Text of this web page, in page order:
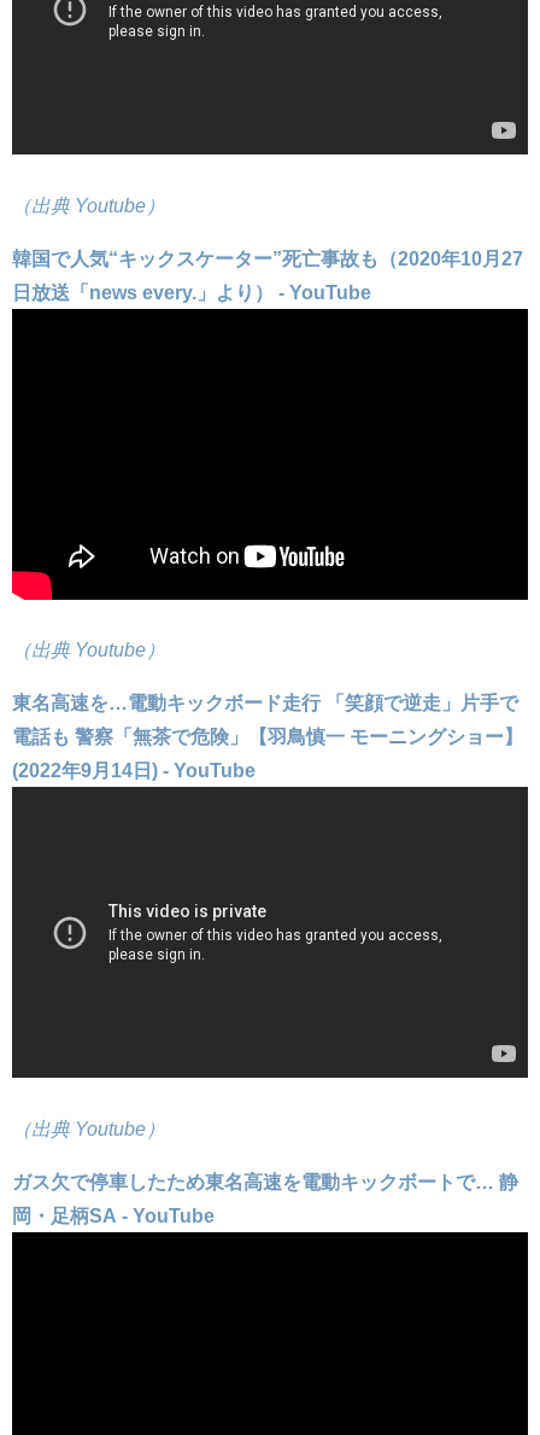
（出典 Youtube）
韓国で人気“キックスケーター”死亡事故も（2020年10月27
日放送「news every.」より） - YouTube
（出典 Youtube）
東名高速を…電動キックボード走行 「笑顔で逆走」片手で
電話も 警察「無茶で危険」【羽鳥慎一 モーニングショー】
(2022年9月14日) - YouTube
（出典 Youtube）
ガス欠で停車したため東名高速を電動キックボートで… 静
岡・足柄SA - YouTube